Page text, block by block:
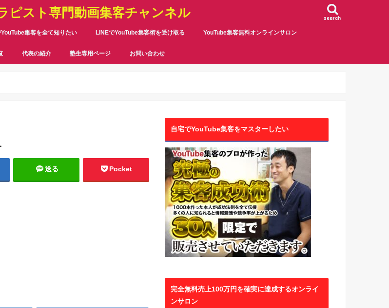
ピスト専門動画集客チャンネル search
集客を全て知りたい LINEでYouTube集客術を受け取る YouTube集客無料オンラインサロン
代表の紹介 塾生専用ページ お問い合わせ
送る Pocket
自宅でYouTube集客をマスターしたい
完全無料売上100万円を確実に達成するオンライ
ンサロン